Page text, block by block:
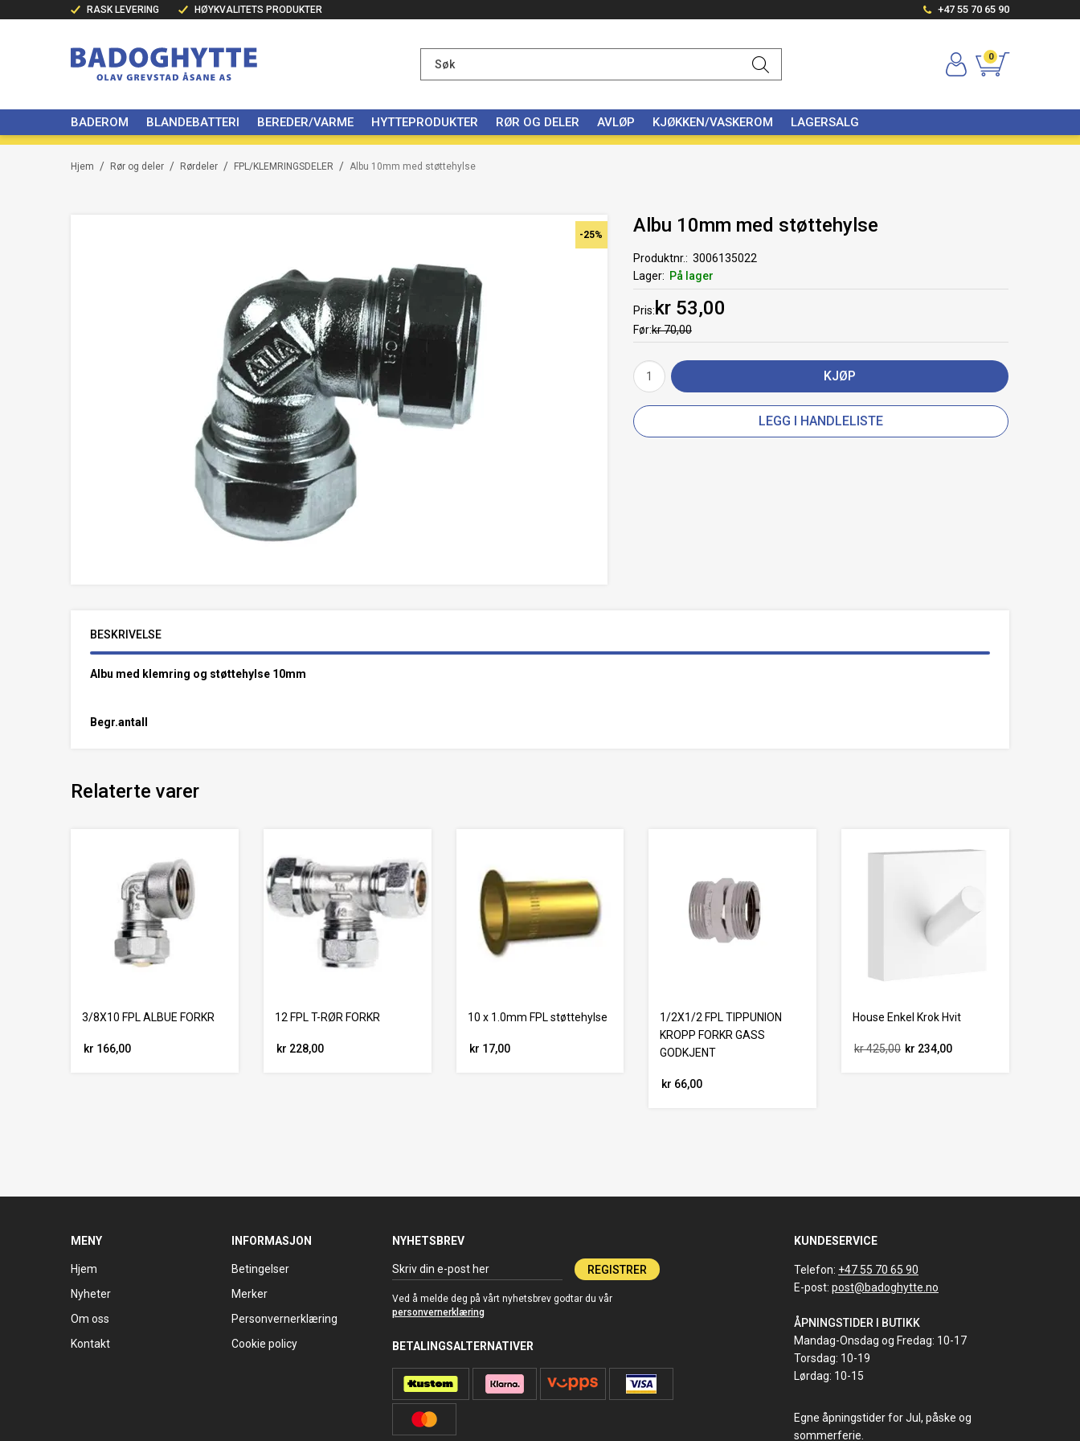
RASK LEVERING HØYKVALITETS PRODUKTER +47 55 70 65 90
0
BADEROM BLANDEBATTERI BEREDER/VARME HYTTEPRODUKTER RØR OG DELER AVLØP KJØKKEN/VASKEROM LAGERSALG
/
Hjem /
Rør og deler /
Rørdeler /
FPL/KLEMRINGSDELER Albu 10mm med støttehylse
-25% Albu 10mm med støttehylse
Produktnr.
3006135022
Lager
På lager
Pris kr 53,00
Førkr 70,00
KJØP
LEGG I HANDLELISTE
BESKRIVELSE
Albu med klemring og støttehylse 10mm
Begr.antall
Relaterte varer
3/8X10 FPL ALBUE FORKR
kr 166,00
12 FPL T-RØR FORKR
kr 228,00
10 x 1.0mm FPL støttehylse
kr 17,00
1/2X1/2 FPL TIPPUNION
KROPP FORKR GASS
GODKJENT
kr 66,00
House Enkel Krok Hvit
-45%
kr 425,00 kr 234,00
MENY
Hjem
Nyheter
Om oss
Kontakt
INFORMASJON
Betingelser
Merker
Personvernerklæring
Cookie policy
NYHETSBREV
REGISTRER
Ved å melde deg på vårt nyhetsbrev godtar du vår
personvernerklæring
BETALINGSALTERNATIVER
KUNDESERVICE
Telefon: +47 55 70 65 90
E-post: post@badoghytte.no
ÅPNINGSTIDER I BUTIKK
Mandag-Onsdag og Fredag: 10-17
Torsdag: 10-19
Lørdag: 10-15
Egne åpningstider for Jul, påske og
sommerferie.